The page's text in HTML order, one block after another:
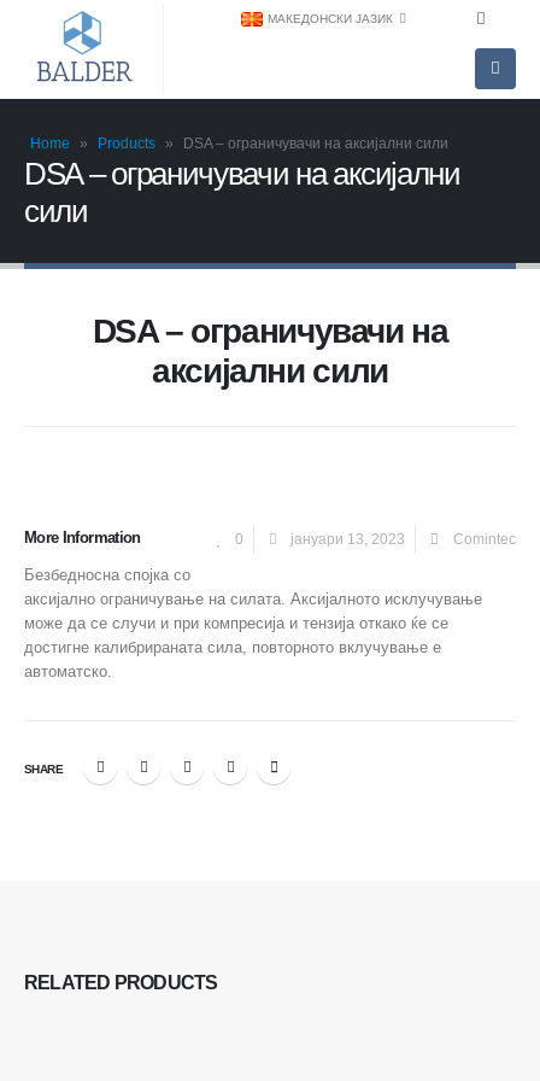
МАКЕДОНСКИ ЈАЗИК
Home » Products » DSA – ограничувачи на аксијални сили
DSA – ограничувачи на аксијални
сили
DSA – ограничувачи на
аксијални сили
0 јануари 13, 2023 Comintec
More Information
Безбедносна спојка со
аксијално ограничување на силата. Аксијалното исклучување
може да се случи и при компресија и тензија откако ќе се
достигне калибрираната сила, повторното вклучување е
автоматско.
SHARE
RELATED PRODUCTS